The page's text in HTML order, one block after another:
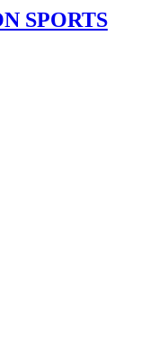
SPORTS